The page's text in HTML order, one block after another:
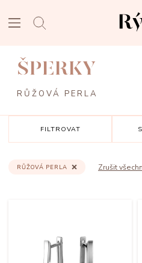
ŠPERKY
RŮŽOVÁ PERLA
FILTROVAT
Zrušit
RŮŽOVÁ PERLA